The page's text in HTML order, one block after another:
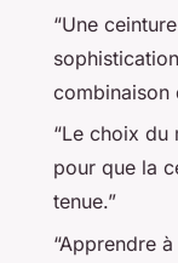
“Une
combinaison
“Le choix du
pour que la
tenue.”
“Apprendre